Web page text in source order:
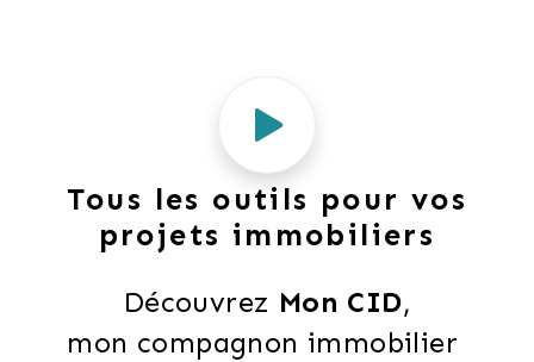
Tous les outils pour vos
projets immobiliers
Découvrez Mon CID,
mon compagnon immobilier